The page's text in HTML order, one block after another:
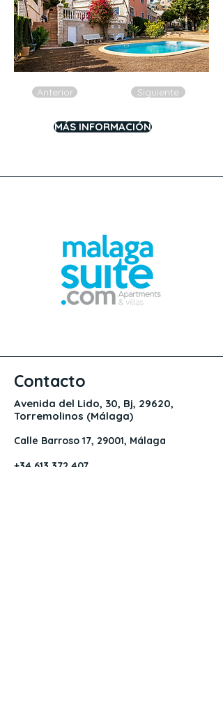
Anterior Siguiente
MÁS INFORMACIÓN
Contacto
Avenida del Lido, 30, Bj, 29620,
Torremolinos (Málaga)
Calle Barroso 17, 29001, Málaga
+34 613 372 407